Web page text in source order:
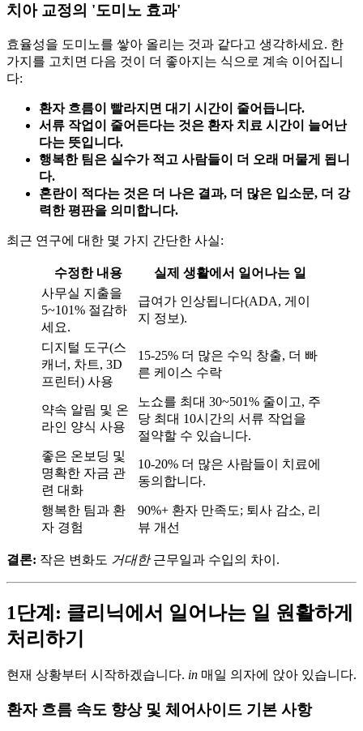
치아 교정의 '도미노 효과'
효율성을 도미노를 쌓아 올리는 것과 같다고 생각하세요. 한
가지를 고치면 다음 것이 더 좋아지는 식으로 계속 이어집니
다:
환자 흐름이 빨라지면 대기 시간이 줄어듭니다.
서류 작업이 줄어든다는 것은 환자 치료 시간이 늘어난
다는 뜻입니다.
행복한 팀은 실수가 적고 사람들이 더 오래 머물게 됩니
다.
혼란이 적다는 것은 더 나은 결과, 더 많은 입소문, 더 강
력한 평판을 의미합니다.
최근 연구에 대한 몇 가지 간단한 사실:
수정한 내용
실제 생활에서 일어나는 일
사무실 지출을
5~101% 절감하
세요.
급여가 인상됩니다(ADA, 게이
지 정보).
디지털 도구(스
캐너, 차트, 3D
프린터) 사용
15-25% 더 많은 수익 창출, 더 빠
른 케이스 수락
약속 알림 및 온
라인 양식 사용
노쇼를 최대 30~501% 줄이고, 주
당 최대 10시간의 서류 작업을
절약할 수 있습니다.
좋은 온보딩 및
명확한 자금 관
련 대화
10-20% 더 많은 사람들이 치료에
동의합니다.
행복한 팀과 환
자 경험
90%+ 환자 만족도; 퇴사 감소, 리
뷰 개선
결론: 작은 변화도 거대한근무일과 수입의 차이.
1단계: 클리닉에서 일어나는 일 원활하게
처리하기
현재 상황부터 시작하겠습니다. in 매일 의자에 앉아 있습니다.
환자 흐름 속도 향상 및 체어사이드 기본 사항